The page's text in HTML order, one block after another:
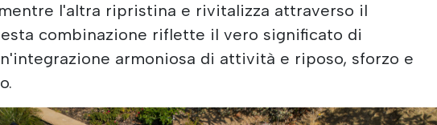
l'altra ripristina e rivitalizza attraverso il
combinazione riflette il vero significato di
armoniosa di attività e riposo, sforzo e